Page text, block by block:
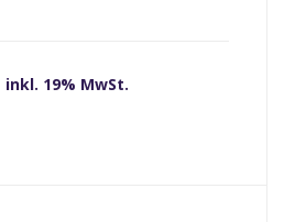
inkl. 19% MwSt.